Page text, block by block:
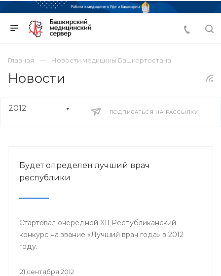
Главная Новости медицины Башкортостана
Новости
ПОДПИСАТЬСЯ НА РАССЫЛКУ
Будет определен лучший врач
республики
Стартовал очередной XII Республиканский
конкурс на звание «Лучший врач года» в 2012
году.
21 сентября 2012